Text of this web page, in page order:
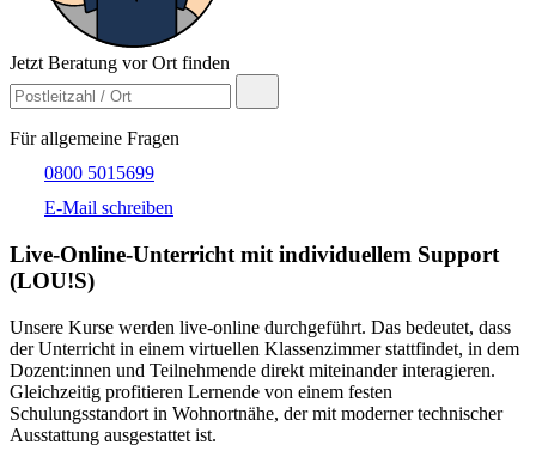
Jetzt Beratung vor Ort finden
Für allgemeine Fragen
0800 5015699
E-Mail schreiben
Live-​Online-Unterricht mit individuellem Support
(LOU!S)
Unsere Kurse werden live-online durchgeführt. Das bedeutet, dass
der Unterricht in einem virtuellen Klassenzimmer stattfindet, in dem
Dozent:innen und Teilnehmende direkt miteinander interagieren.
Gleichzeitig profitieren Lernende von einem festen
Schulungsstandort in Wohnortnähe, der mit moderner technischer
Ausstattung ausgestattet ist.